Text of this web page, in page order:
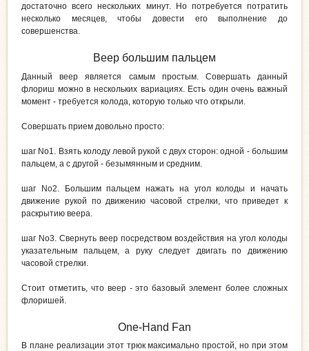
достаточно всего нескольких минут. Но потребуется потратить
несколько месяцев, чтобы довести его выполнение до
совершенства.
Веер большим пальцем
Данный веер является самым простым. Совершать данный
флориш можно в нескольких вариациях. Есть один очень важный
момент - требуется колода, которую только что открыли.
Совершать прием довольно просто:
шаг No1. Взять колоду левой рукой с двух сторон: одной - большим
пальцем, а с другой - безымянным и средним.
шаг No2. Большим пальцем нажать на угол колоды и начать
движение рукой по движению часовой стрелки, что приведет к
раскрытию веера.
шаг No3. Свернуть веер посредством воздействия на угол колоды
указательным пальцем, а руку следует двигать по движению
часовой стрелки.
Стоит отметить, что веер - это базовый элемент более сложных
флоришей.
One-Hand Fan
В плане реализации этот трюк максимально простой, но при этом